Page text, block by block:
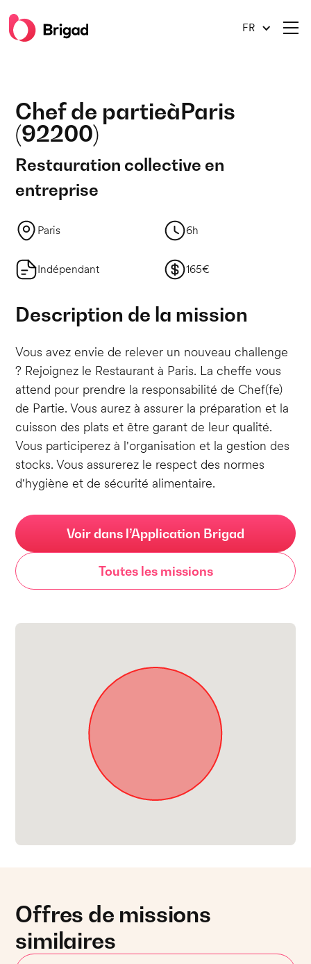
FR
Chef de partieàParis
(92200)
Restauration collective en
entreprise
Paris 6h
Indépendant 165€
Description de la mission
Vous avez envie de relever un nouveau challenge
? Rejoignez le Restaurant à Paris. La cheffe vous
attend pour prendre la responsabilité de Chef(fe)
de Partie. Vous aurez à assurer la préparation et la
cuisson des plats et être garant de leur qualité.
Vous participerez à l'organisation et la gestion des
stocks. Vous assurerez le respect des normes
d'hygiène et de sécurité alimentaire.
Voir dans l’Application Brigad
Toutes les missions
Offres de missions
similaires